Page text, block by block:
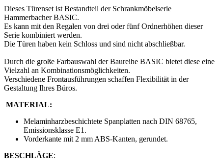
Dieses Türenset ist Bestandteil der Schrankmöbelserie
Hammerbacher BASIC.
Es kann mit den Regalen von drei oder fünf Ordnerhöhen dieser
Serie kombiniert werden.
Die Türen haben kein Schloss und sind nicht abschließbar.
Durch die große Farbauswahl der Baureihe BASIC bietet diese eine
Vielzahl an Kombinationsmöglichkeiten.
Verschiedene Frontausführungen schaffen Flexibilität in der
Gestaltung Ihres Büros.
MATERIAL:
Melaminharzbeschichtete Spanplatten nach DIN 68765,
Emissionsklasse E1.
Vorderkante mit 2 mm ABS-Kanten, gerundet.
BESCHLÄGE: